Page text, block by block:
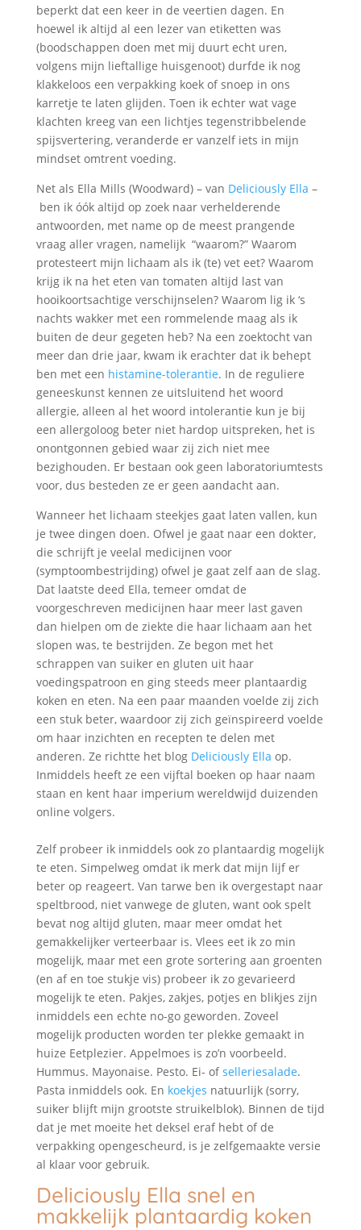
beperkt dat een keer in de veertien dagen. En
hoewel ik altijd al een lezer van etiketten was
(boodschappen doen met mij duurt echt uren,
volgens mijn lieftallige huisgenoot) durfde ik nog
klakkeloos een verpakking koek of snoep in ons
karretje te laten glijden. Toen ik echter wat vage
klachten kreeg van een lichtjes tegenstribbelende
spijsvertering, veranderde er vanzelf iets in mijn
mindset omtrent voeding.
Net als Ella Mills (Woodward) – van Deliciously Ella –
ben ik óók altijd op zoek naar verhelderende
antwoorden, met name op de meest prangende
vraag aller vragen, namelijk “waarom?” Waarom
protesteert mijn lichaam als ik (te) vet eet? Waarom
krijg ik na het eten van tomaten altijd last van
hooikoortsachtige verschijnselen? Waarom lig ik ‘s
nachts wakker met een rommelende maag als ik
buiten de deur gegeten heb? Na een zoektocht van
meer dan drie jaar, kwam ik erachter dat ik behept
ben met een histamine-tolerantie. In de reguliere
geneeskunst kennen ze uitsluitend het woord
allergie, alleen al het woord intolerantie kun je bij
een allergoloog beter niet hardop uitspreken, het is
onontgonnen gebied waar zij zich niet mee
bezighouden. Er bestaan ook geen laboratoriumtests
voor, dus besteden ze er geen aandacht aan.
Wanneer het lichaam steekjes gaat laten vallen, kun
je twee dingen doen. Ofwel je gaat naar een dokter,
die schrijft je veelal medicijnen voor
(symptoombestrijding) ofwel je gaat zelf aan de slag.
Dat laatste deed Ella, temeer omdat de
voorgeschreven medicijnen haar meer last gaven
dan hielpen om de ziekte die haar lichaam aan het
slopen was, te bestrijden. Ze begon met het
schrappen van suiker en gluten uit haar
voedingspatroon en ging steeds meer plantaardig
koken en eten. Na een paar maanden voelde zij zich
een stuk beter, waardoor zij zich geïnspireerd voelde
om haar inzichten en recepten te delen met
anderen. Ze richtte het blogDeliciously Ella op.
Inmiddels heeft ze een vijftal boeken op haar naam
staan en kent haar imperium wereldwijd duizenden
online volgers.
Zelf probeer ik inmiddels ook zo plantaardig mogelijk
te eten. Simpelweg omdat ik merk dat mijn lijf er
beter op reageert. Van tarwe ben ik overgestapt naar
speltbrood, niet vanwege de gluten, want ook spelt
bevat nog altijd gluten, maar meer omdat het
gemakkelijker verteerbaar is. Vlees eet ik zo min
mogelijk, maar met een grote sortering aan groenten
(en af en toe stukje vis) probeer ik zo gevarieerd
mogelijk te eten. Pakjes, zakjes, potjes en blikjes zijn
inmiddels een echte no-go geworden. Zoveel
mogelijk producten worden ter plekke gemaakt in
huize Eetplezier. Appelmoes is zo’n voorbeeld.
Hummus. Mayonaise. Pesto. Ei- ofselleriesalade.
Pasta inmiddels ook. En koekjes natuurlijk (sorry,
suiker blijft mijn grootste struikelblok). Binnen de tijd
dat je met moeite het deksel eraf hebt of de
verpakking opengescheurd, is je zelfgemaakte versie
al klaar voor gebruik.
Deliciously Ella snel en
makkelijk plantaardig koken